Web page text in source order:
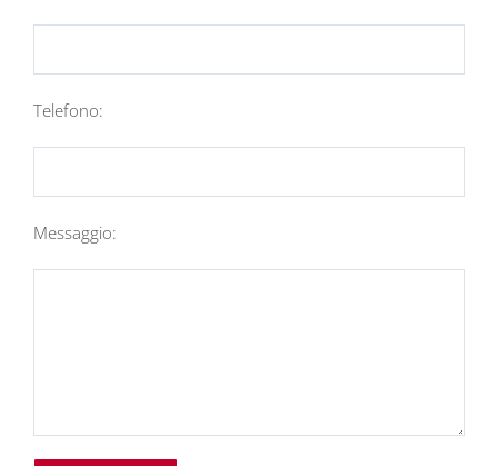
Telefono:
Messaggio: